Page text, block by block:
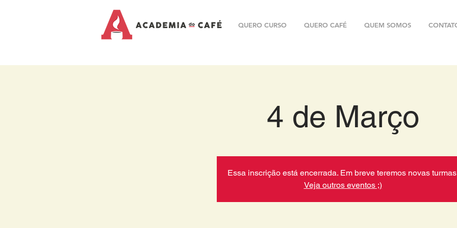
QUERO CURSO QUERO CAFÉ QUEM SOMOS
4 de Março
Essa inscrição está encerrada. Em breve teremos novas
Veja outros eventos ;)